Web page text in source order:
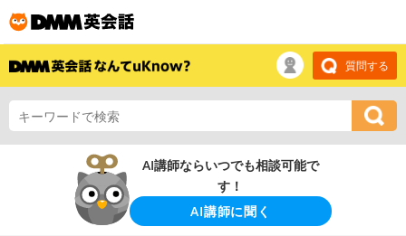
質問する
AI講師ならいつでも相談可能で
す！
AI講師に聞く